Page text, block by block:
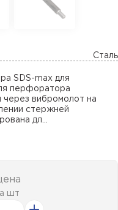
Сталь
SDS-max для
перфоратора
через вибромолот на
стержней
дл...
шт